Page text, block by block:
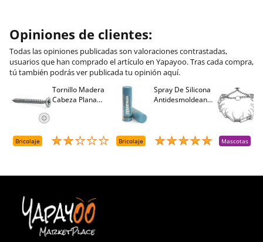
Opiniones de clientes:
Todas las opiniones publicadas son valoraciones contrastadas,
usuarios que han comprado el artículo en Yapayoo. Tras cada compra,
tú también podrás ver publicada tu opinión aquí.
Tornillo Madera
Cabeza Plana
Bricolaje
Spray De Silicona
Antidesmoldeante
Bricolaje Mascotas